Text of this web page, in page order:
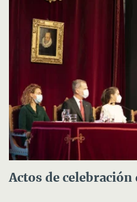
Actos de